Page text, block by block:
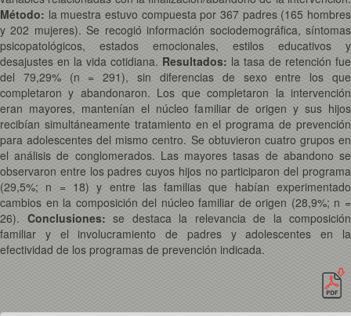
Método: la muestra estuvo compuesta por 367 padres (165 hombres
y 202 mujeres). Se recogió información sociodemográfica, síntomas
psicopatológicos, estados emocionales, estilos educativos y
desajustes en la vida cotidiana. Resultados: la tasa de retención fue
del 79,29% (n = 291), sin diferencias de sexo entre los que
completaron y abandonaron. Los que completaron la intervención
eran mayores, mantenían el núcleo familiar de origen y sus hijos
recibían simultáneamente tratamiento en el programa de prevención
para adolescentes del mismo centro. Se obtuvieron cuatro grupos en
el análisis de conglomerados. Las mayores tasas de abandono se
observaron entre los padres cuyos hijos no participaron del programa
(29,5%; n = 18) y entre las familias que habían experimentado
cambios en la composición del núcleo familiar de origen (28,9%; n =
26). Conclusiones: se destaca la relevancia de la composición
familiar y el involucramiento de padres y adolescentes en la
efectividad de los programas de prevención indicada.